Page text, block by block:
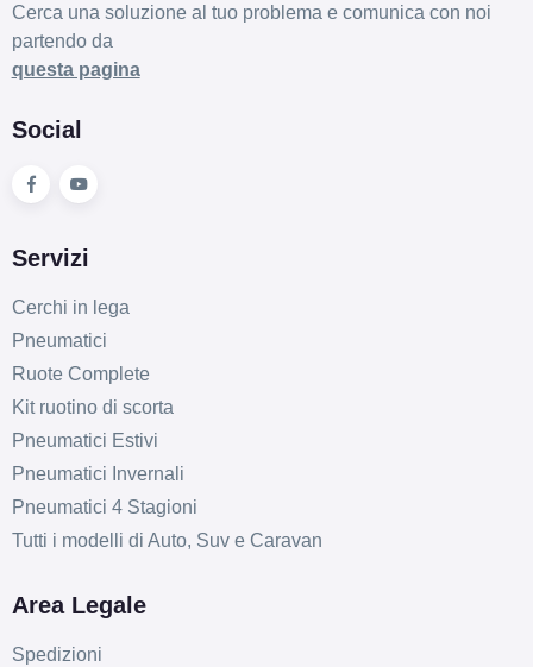
Cerca una soluzione al tuo problema e comunica con noi
partendo da
questa pagina
Social
Servizi
Cerchi in lega
Pneumatici
Ruote Complete
Kit ruotino di scorta
Pneumatici Estivi
Pneumatici Invernali
Pneumatici 4 Stagioni
Tutti i modelli di Auto, Suv e Caravan
Area Legale
Spedizioni